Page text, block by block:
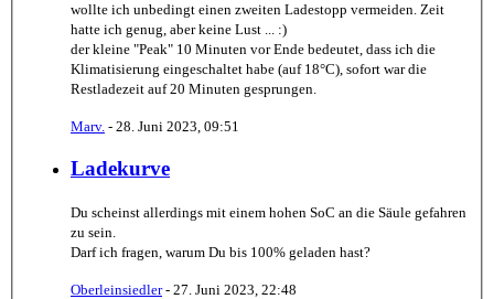
wollte ich unbedingt einen zweiten Ladestopp vermeiden. Zeit
hatte ich genug, aber keine Lust ... :)
der kleine "Peak" 10 Minuten vor Ende bedeutet, dass ich die
Klimatisierung eingeschaltet habe (auf 18°C), sofort war die
Restladezeit auf 20 Minuten gesprungen.
Marv. - 28. Juni 2023, 09:51
Ladekurve
Du scheinst allerdings mit einem hohen SoC an die Säule gefahren
zu sein.
Darf ich fragen, warum Du bis 100% geladen hast?
Oberleinsiedler- 27. Juni 2023, 22:48